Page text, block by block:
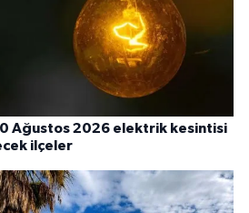
Ağustos 2026 elektrik kesintisi
ilçeler